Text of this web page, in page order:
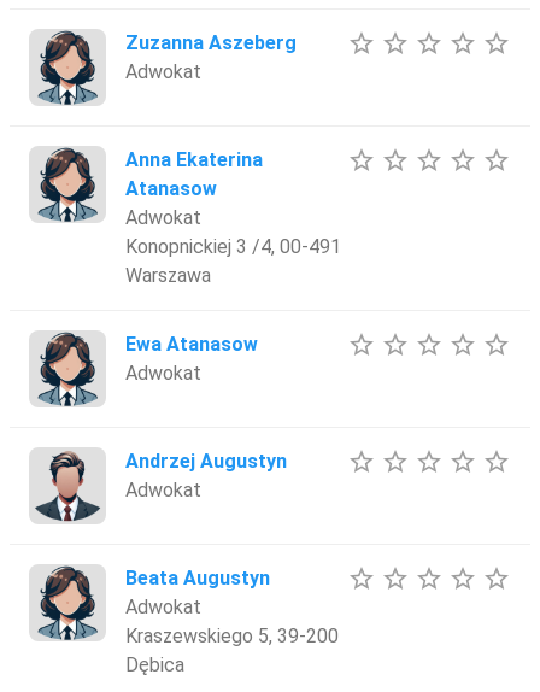
Zuzanna Aszeberg
Adwokat
star_border star_border star_border star_border star_border
Anna Ekaterina
Atanasow
Adwokat
Konopnickiej 3 /4, 00-491
Warszawa
star_border star_border star_border star_border star_border
Ewa Atanasow
Adwokat
star_border star_border star_border star_border star_border
Andrzej Augustyn
Adwokat
star_border star_border star_border star_border star_border
Beata Augustyn
Adwokat
Kraszewskiego 5, 39-200
Dębica
star_border star_border star_border star_border star_border